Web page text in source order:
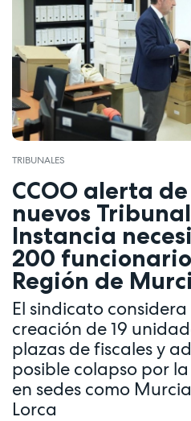
TRIBUNALES
CCOO alerta
nuevos
Instancia
200
Región de
El sindicato
creación de 19
plazas de fiscales y
posible colapso por
en sedes como
Lorca